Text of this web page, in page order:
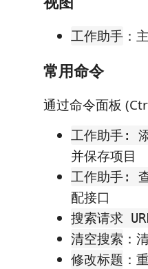
工作助手 ：
常用命令
通过命令面板
工作助手:
并保存项目
工作助手:
配接口
搜索请求
清空搜索 ：
修改标题 ：